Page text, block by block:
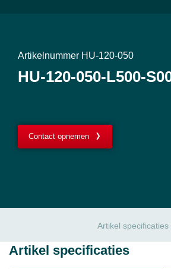
Artikelnummer HU-120-050
HU-120-050-L500-
Contact opnemen
Artikel specificaties
Artikel specificaties